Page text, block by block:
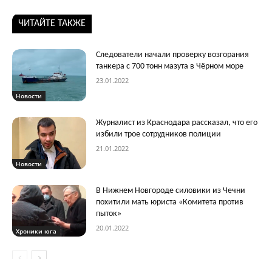
ЧИТАЙТЕ ТАКЖЕ
Новости
Следователи начали проверку возгорания
танкера с 700 тонн мазута в Чёрном море
23.01.2022
Новости
Журналист из Краснодара рассказал, что его
избили трое сотрудников полиции
21.01.2022
Хроники юга
В Нижнем Новгороде силовики из Чечни
похитили мать юриста «Комитета против
пыток»
20.01.2022